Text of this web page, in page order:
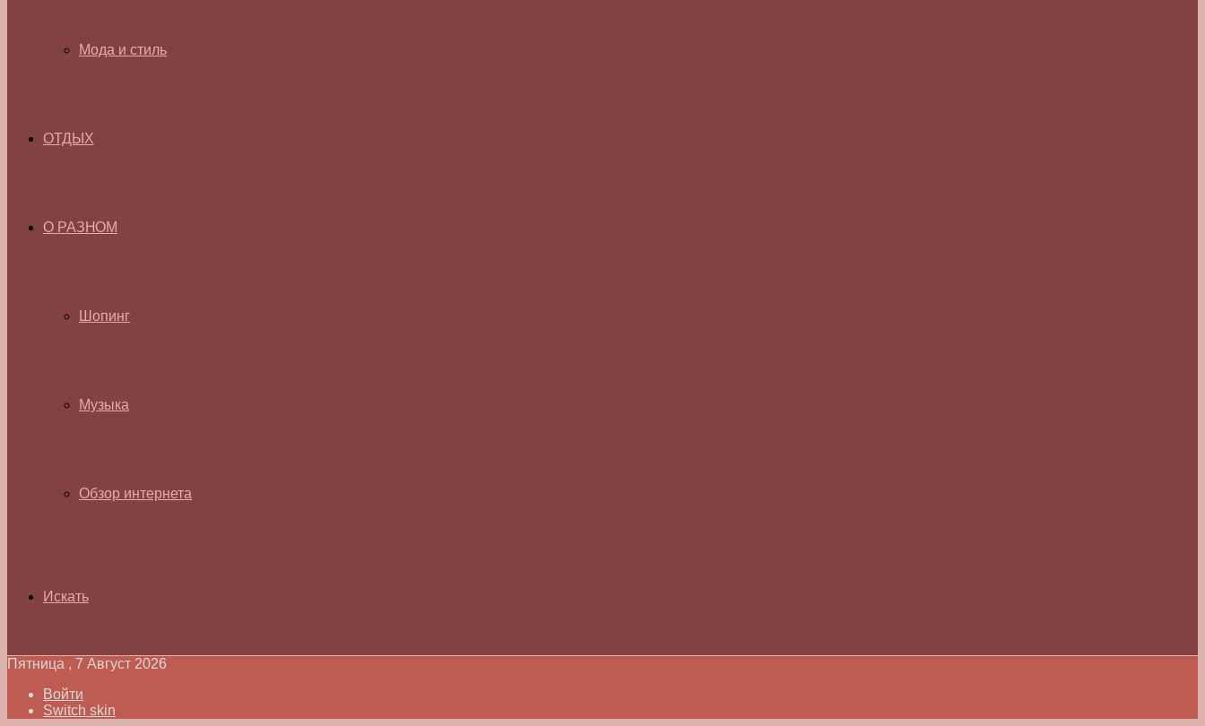
Мода и стиль
ОТДЫХ
О РАЗНОМ
Шопинг
Музыка
Обзор интернета
Искать
Пятница , 7 Август 2026
Войти
Switch skin